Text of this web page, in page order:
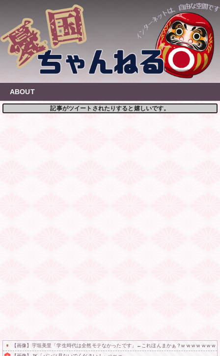
content
ABOUT
記事がツイートされたりすると嬉しいです。
【画像】宇垣美里「学生時代は全然モテなかったです」←これほんまかぁ？w w w w w w w w